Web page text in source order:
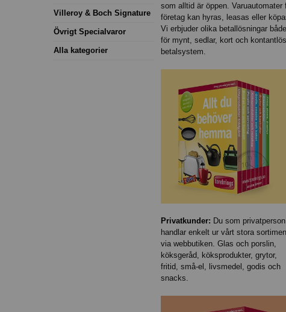
Villeroy & Boch Signature
Övrigt Specialvaror
Alla kategorier
som alltid är öppen. Varuautomater
företag kan hyras, leasas eller
Vi erbjuder olika betallösningar både
för mynt, sedlar, kort och
betalsystem.
Privatkunder: Du som privatperson
handlar enkelt ur vårt stora
via webbutiken. Glas och porslin,
köksgeråd, köksprodukter, grytor,
fritid, små-el, livsmedel, godis och
snacks.